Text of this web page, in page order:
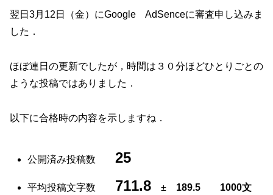
翌日3月12日（金）にGoogle AdSenceに審査申し込みま
した．
ほぼ連日の更新でしたが，時間は３０分ほどひとりごとの
ような投稿ではありました．
以下に合格時の内容を示しますね．
公開済み投稿数25
平均投稿文字数 711.8 ± 189.5 1000文